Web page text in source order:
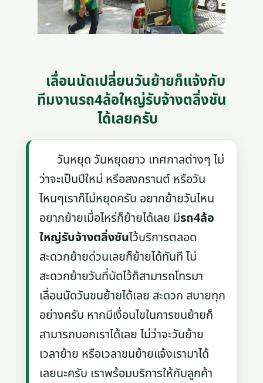
เลื่อนนัดเปลี่ยนวันย้ายก็แจ้งกับ
ทีมงานรถ4ล้อใหญ่รับจ้างตลิ่งชัน
ได้เลยครับ
วันหยุด วันหยุดยาว เทศกาลต่างๆ ไม่
ว่าจะเป็นปีใหม่ หรือสงกรานต์ หรือวัน
ไหนๆเราก็ไม่หยุดครับ อยากย้ายวันไหน
อยากย้ายเมื่อไหร่ก็ย้ายได้เลย มีรถ4ล้อ
ใหญ่รับจ้างตลิ่งชันไว้บริการตลอด
สะดวกย้ายด่วนเลยก็ย้ายได้ทันที ไม่
สะดวกย้ายวันที่นัดไว้ก็สามารถโทรมา
เลื่อนนัดวันขนย้ายได้เลย สะดวก สบายทุก
อย่างครับ หากมีเงื่อนไขในการขนย้ายก็
สามารถบอกเราได้เลย ไม่ว่าจะวันย้าย
เวลาย้าย หรือเวลาขนย้ายแจ้งเรามาได้
เลยนะครับ เราพร้อมบริการให้กับลูกค้า